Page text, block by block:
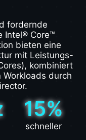
fordernde
Intel® Core™
bieten eine
mit Leistungs-
kombiniert
durch
15%
schneller